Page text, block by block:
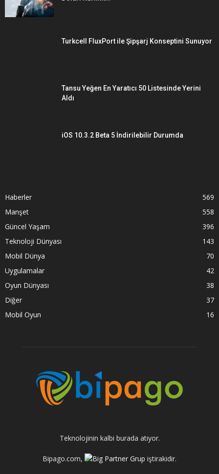
Turkcell FluxPort ile Şipşarj Konseptini Sunuyor
Tansu Yeğen En Yaratıcı 50 Listesinde Yerini
Aldı
iOS 10.3.2 Beta 5 İndirilebilir Durumda
Haberler
569
Manşet
558
Güncel Yaşam
396
Teknoloji Dünyası
143
Mobil Dünya
70
Uygulamalar
42
Oyun Dünyası
38
Diğer
37
Mobil Oyun
16
Teknolojinin kalbi burada atıyor.
Bipago.com, iştirakidir.